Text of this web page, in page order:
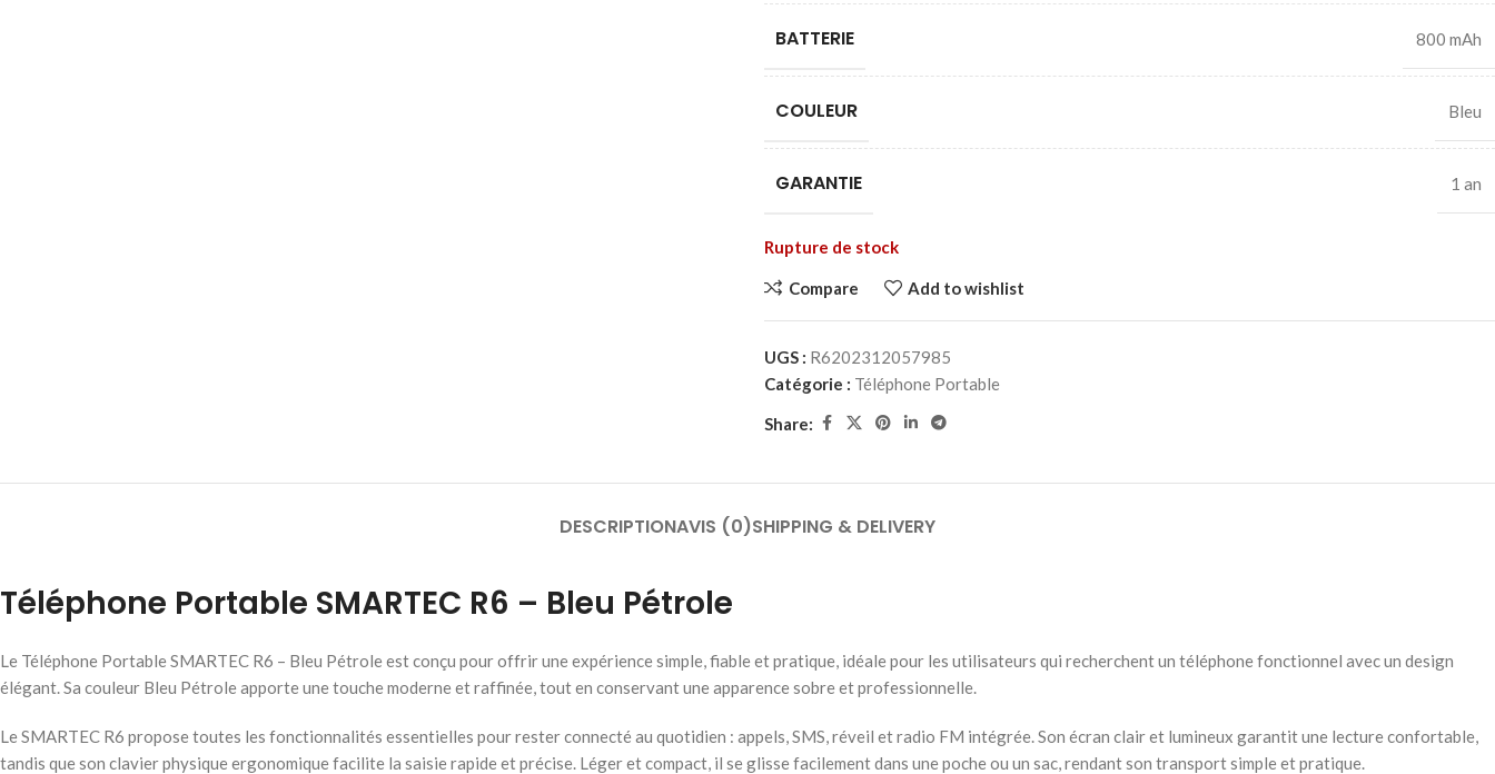
BATTERIE 800 mAh
COULEUR Bleu
GARANTIE 1 an
Rupture de stock
Compare Add to wishlist
UGS : R6202312057985
Catégorie : Téléphone Portable
Share:
DESCRIPTIONAVIS (0)SHIPPING & DELIVERY
Téléphone Portable SMARTEC R6 – Bleu Pétrole
Le Téléphone Portable SMARTEC R6 – Bleu Pétrole est conçu pour offrir une expérience simple, fiable et pratique, idéale pour les utilisateurs qui recherchent un téléphone fonctionnel avec un design
élégant. Sa couleur Bleu Pétrole apporte une touche moderne et raffinée, tout en conservant une apparence sobre et professionnelle.
Le SMARTEC R6 propose toutes les fonctionnalités essentielles pour rester connecté au quotidien : appels, SMS, réveil et radio FM intégrée. Son écran clair et lumineux garantit une lecture confortable,
tandis que son clavier physique ergonomique facilite la saisie rapide et précise. Léger et compact, il se glisse facilement dans une poche ou un sac, rendant son transport simple et pratique.